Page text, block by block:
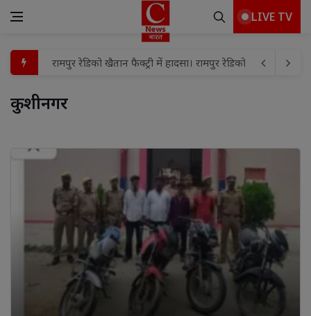
LIVE TV
FLN प्रशिक्षण के तीसरे व चौथे बैच का समापन, गतिविधि आधारित
शहर मंडल में भाजपा की तिरंगा यात्रा को लेकर बैठक संपन्न
पूर्व विधायक विजय मिश्रा की पत्नी रामलली मिश्रा को हाईकोर्ट
विद्या, बुद्धि और विवेक से ही कार्य की सिद्धि संभव : विशाश्री माताजी
गुढ़ में ‘मुख्यमंत्री जन विश्वास अभियान’ पर ही उठे सवाल!पार्षद
बाढ़ प्रभावित परिवारों को दातागंज विधायक ने वितरित की राहत
कांवड़ यात्रा मार्ग का डीएम व एसएसपी ने किया स्थलीय निरीक्षण,
रामपुर रेडिको खैतान फैक्ट्री में हादसा। रामपुर रेडिको खैतान फैक्ट्री
कुशीनगर